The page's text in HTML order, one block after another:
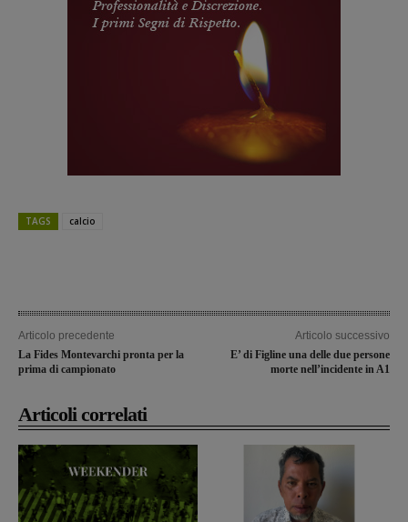
TAGS calcio
Articolo precedente
La Fides Montevarchi pronta per la
prima di campionato
Articolo successivo
E’ di Figline una delle due persone
morte nell’incidente in A1
Articoli correlati